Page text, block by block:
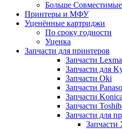
Больше
Принтеры и МФУ
Уценённые картриджи
По сроку годности
Уценка
Запчасти для принтеров
Запчасти
Запчасти для
Запчасти Oki
Запчасти
Запчасти
Запчасти
Запчасти для
Запчасти